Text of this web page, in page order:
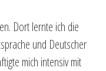
Dort lernte ich die
und Deutscher
mich intensiv mit